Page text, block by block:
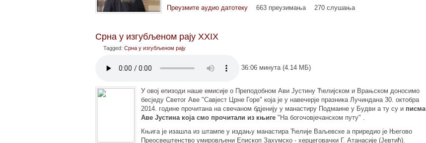
Преузмите аудио датотеку
663 преузимања 270 слушања
Срна у изгубљеном рају XXIX
Tagged: Срна у изгубљеном рају
36:06 минута (4.14 МБ)
У овој епизоди наше емисије о Преподобном Ави Јустину Ћелијском и Врањском доносимо
бесједу Светог Аве "Савјест Црне Горе" која је у навечерје празника Лучиндана 30. октобра
2014. године прочитана на свечаном бдјенију у манастиру Подмаине у Будви а ту су и писма
Аве Јустина која смо прочитали из књиге "На богочовјечанском путу" .
Књига је изашла из штампе у издању манастира Ћелије Ваљевске а приредио је Његово
Преосвештенство умировљени Епископ Захумско - херцеговачки Г. Атанасије (Јевтић).